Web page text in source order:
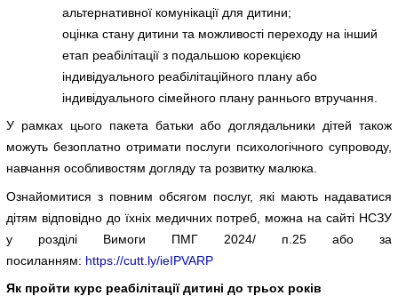
альтернативної комунікації для дитини;
оцінка стану дитини та можливості переходу на інший
етап реабілітації з подальшою корекцією
індивідуального реабілітаційного плану або
індивідуального сімейного плану раннього втручання.
У рамках цього пакета батьки або доглядальники дітей також
можуть безоплатно отримати послуги психологічного супроводу,
навчання особливостям догляду та розвитку малюка.
Ознайомитися з повним обсягом послуг, які мають надаватися
дітям відповідно до їхніх медичних потреб, можна на сайті НСЗУ
у розділі Вимоги ПМГ 2024/ п.25 або за
посиланням: https://cutt.ly/ieIPVARP
Як пройти курс реабілітації дитині до трьох років